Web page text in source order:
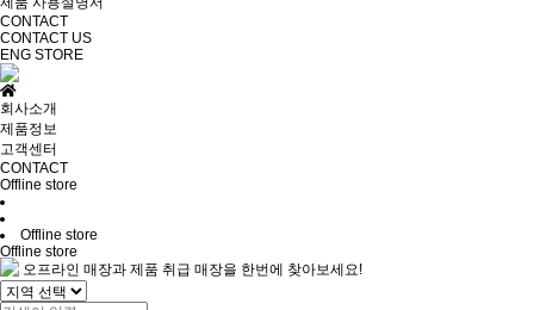
CONTACT
CONTACT US
ENG STORE
회사소개
제품정보
고객센터
CONTACT
Offline store
Offline store
Offline store
오프라인 매장과 제품 취급 매장을 한번에 찾아보세요!